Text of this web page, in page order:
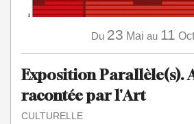
Du 23 Mai au 11
Exposition Parallèle(s).
racontée par l'Art
CULTURELLE